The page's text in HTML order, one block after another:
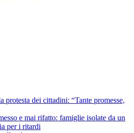
protesta dei cittadini: “Tante promesse,
e mai rifatto: famiglie isolate da un
per i ritardi